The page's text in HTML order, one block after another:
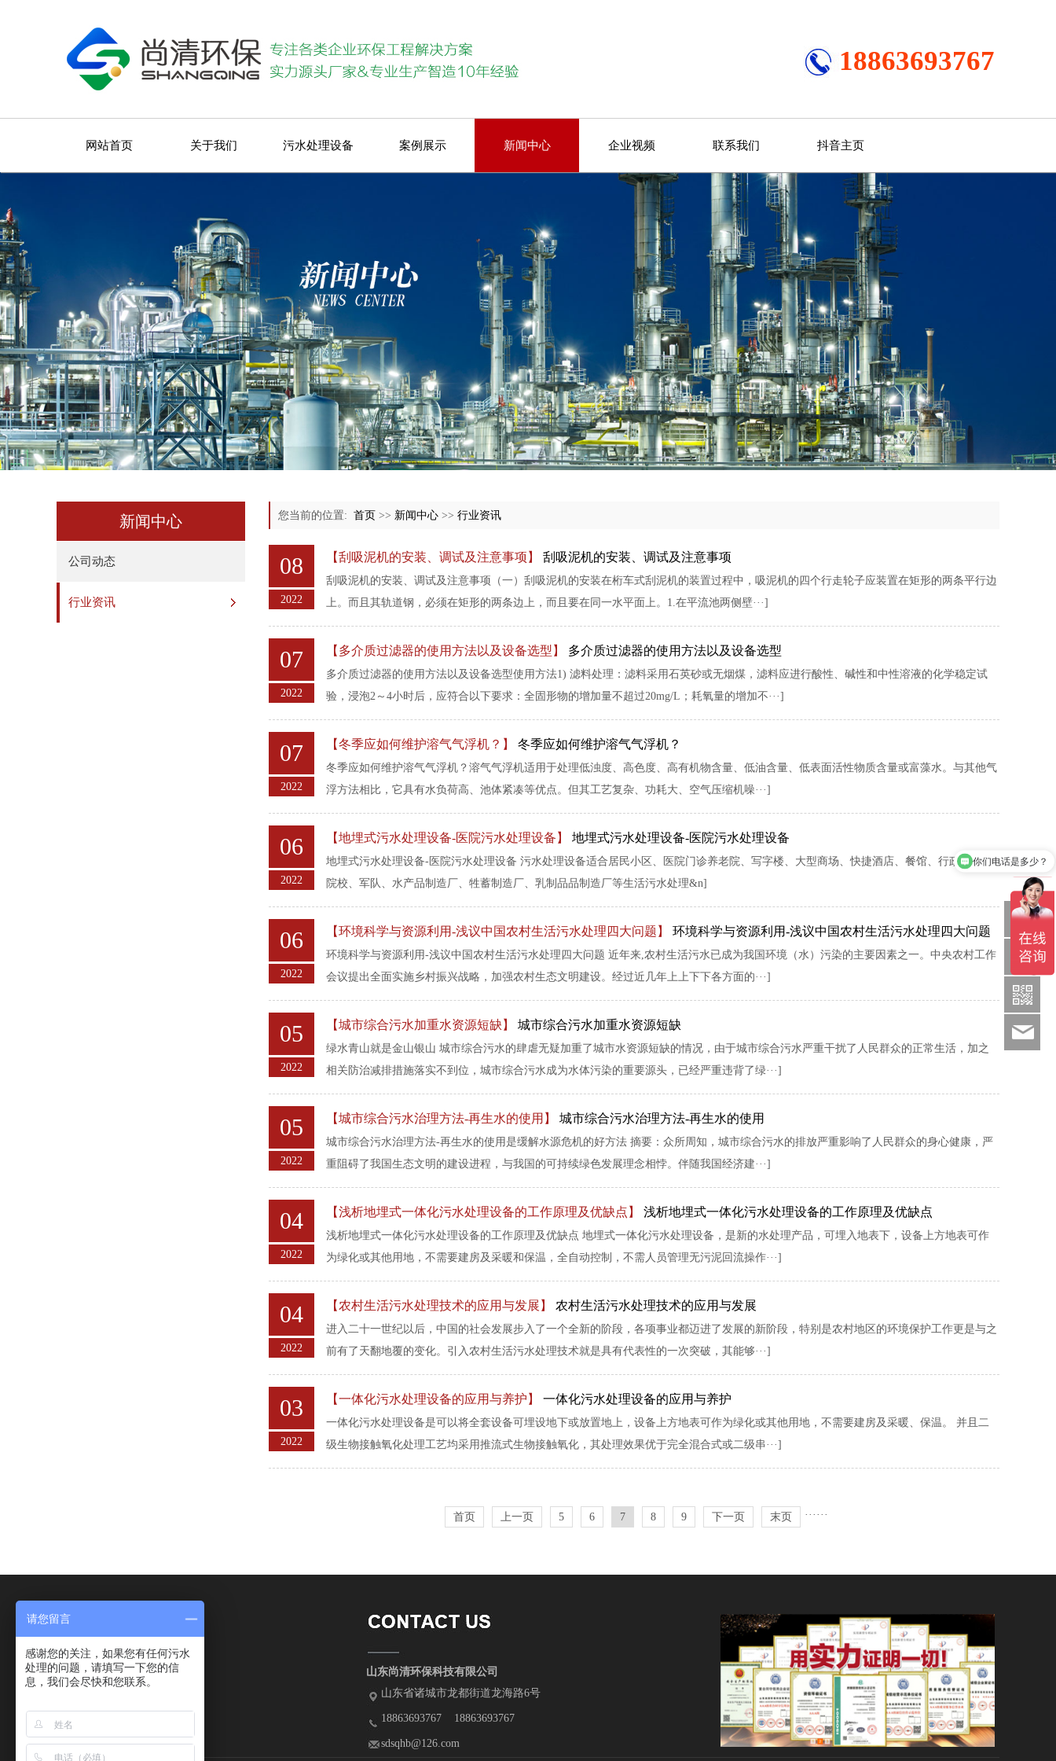
18863693767
网站首页 关于我们 污水处理设备 案例展示 新闻中心 企业视频 联系我们 抖音主页
新闻中心
公司动态
行业资讯
您当前的位置: 首页 >> 新闻中心 >> 行业资讯
08
2022
【刮吸泥机的安装、调试及注意事项】 刮吸泥机的安装、调试及注意事项
刮吸泥机的安装、调试及注意事项（一）刮吸泥机的安装在桁车式刮泥机的装置过程中，吸泥机的四个行走轮子应装置在矩形的两条平行边
上。而且其轨道钢，必须在矩形的两条边上，而且要在同一水平面上。1.在平流池两侧壁···]
07
2022
【多介质过滤器的使用方法以及设备选型】 多介质过滤器的使用方法以及设备选型
多介质过滤器的使用方法以及设备选型使用方法1) 滤料处理：滤料采用石英砂或无烟煤，滤料应进行酸性、碱性和中性溶液的化学稳定试
验，浸泡2～4小时后，应符合以下要求：全固形物的增加量不超过20mg/L；耗氧量的增加不···]
07
2022
【冬季应如何维护溶气气浮机？】 冬季应如何维护溶气气浮机？
冬季应如何维护溶气气浮机？溶气气浮机适用于处理低浊度、高色度、高有机物含量、低油含量、低表面活性物质含量或富藻水。与其他气
浮方法相比，它具有水负荷高、池体紧凑等优点。但其工艺复杂、功耗大、空气压缩机噪···]
06
2022
【地埋式污水处理设备-医院污水处理设备】 地埋式污水处理设备-医院污水处理设备
地埋式污水处理设备-医院污水处理设备 污水处理设备适合居民小区、医院门诊养老院、写字楼、大型商场、快捷酒店、餐馆、行政机关、
院校、军队、水产品制造厂、牲蓄制造厂、乳制品品制造厂等生活污水处理&n]
06
2022
【环境科学与资源利用-浅议中国农村生活污水处理四大问题】 环境科学与资源利用-浅议中国农村生活污水处理四大问题
环境科学与资源利用-浅议中国农村生活污水处理四大问题 近年来,农村生活污水已成为我国环境（水）污染的主要因素之一。中央农村工作
会议提出全面实施乡村振兴战略，加强农村生态文明建设。经过近几年上上下下各方面的···]
05
2022
【城市综合污水加重水资源短缺】 城市综合污水加重水资源短缺
绿水青山就是金山银山 城市综合污水的肆虐无疑加重了城市水资源短缺的情况，由于城市综合污水严重干扰了人民群众的正常生活，加之
相关防治减排措施落实不到位，城市综合污水成为水体污染的重要源头，已经严重违背了绿···]
05
2022
【城市综合污水治理方法-再生水的使用】 城市综合污水治理方法-再生水的使用
城市综合污水治理方法-再生水的使用是缓解水源危机的好方法 摘要：众所周知，城市综合污水的排放严重影响了人民群众的身心健康，严
重阻碍了我国生态文明的建设进程，与我国的可持续绿色发展理念相悖。伴随我国经济建···]
04
2022
【浅析地埋式一体化污水处理设备的工作原理及优缺点】 浅析地埋式一体化污水处理设备的工作原理及优缺点
浅析地埋式一体化污水处理设备的工作原理及优缺点 地埋式一体化污水处理设备，是新的水处理产品，可埋入地表下，设备上方地表可作
为绿化或其他用地，不需要建房及采暖和保温，全自动控制，不需人员管理无污泥回流操作···]
04
2022
【农村生活污水处理技术的应用与发展】 农村生活污水处理技术的应用与发展
进入二十一世纪以后，中国的社会发展步入了一个全新的阶段，各项事业都迈进了发展的新阶段，特别是农村地区的环境保护工作更是与之
前有了天翻地覆的变化。引入农村生活污水处理技术就是具有代表性的一次突破，其能够···]
03
2022
【一体化污水处理设备的应用与养护】 一体化污水处理设备的应用与养护
一体化污水处理设备是可以将全套设备可埋设地下或放置地上，设备上方地表可作为绿化或其他用地，不需要建房及采暖、保温。 并且二
级生物接触氧化处理工艺均采用推流式生物接触氧化，其处理效果优于完全混合式或二级串···]
首页 上一页 ···
5 6 7 8 9 ···
下一页 末页
山东尚清环保科技有限公司
山东省诸城市龙都街道龙海路6号
18863693767 18863693767
sdsqhb@126.com
你们电话是多少？
请您留言
感谢您的关注，如果您有任何污水
处理的问题，请填写一下您的信
息，我们会尽快和您联系。